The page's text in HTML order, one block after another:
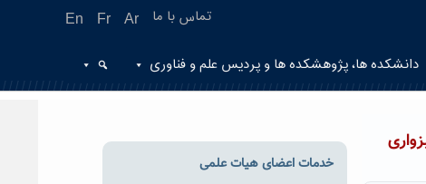
En Fr Ar تماس با ما
دانشکده ها، پژوهشکده ها و پردیس علم و فناوری
خدمات اعضای هیات علمی